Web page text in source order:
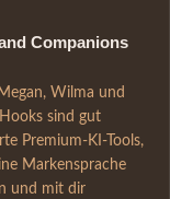
Companions
Wilma und
sind gut
Premium-KI-Tools,
Markensprache
und mit dir